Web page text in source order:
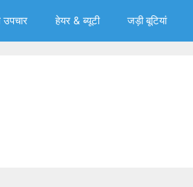
उपचार हेयर & ब्‍यूटी जड़ी बूटियां